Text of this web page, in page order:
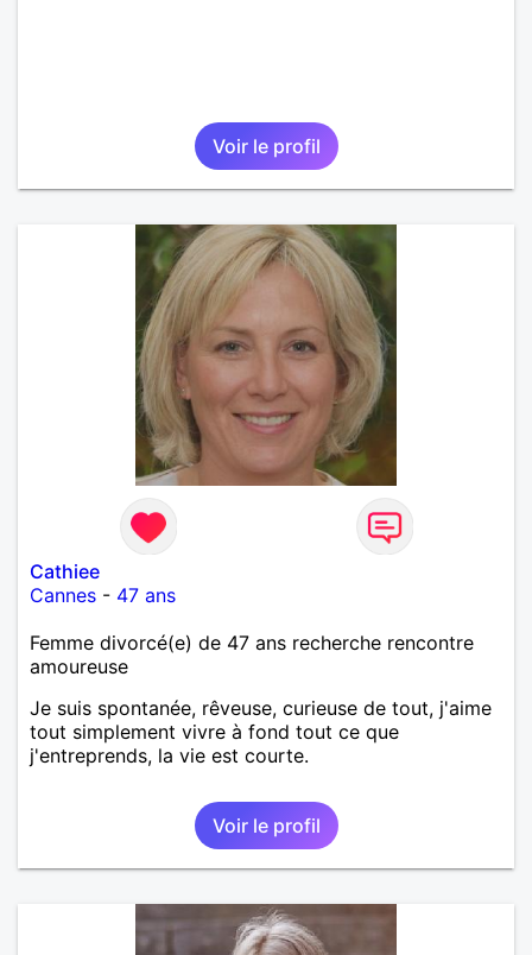
Voir le profil
Cathiee
Cannes - 47 ans
Femme divorcé(e) de 47 ans recherche rencontre
amoureuse
Je suis spontanée, rêveuse, curieuse de tout, j'aime
tout simplement vivre à fond tout ce que
j'entreprends, la vie est courte.
Voir le profil